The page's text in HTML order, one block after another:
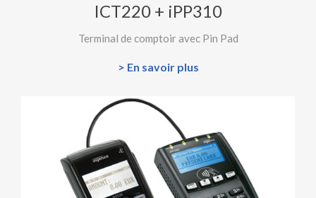
ICT220 + iPP310
Terminal de comptoir avec Pin Pad
> En savoir plus